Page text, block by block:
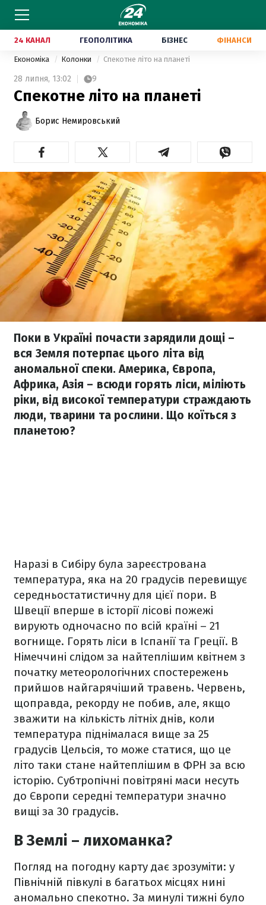
24 КАНАЛ ГЕОПОЛІТИКА БІЗНЕС ФІНАНСИ
Економіка Колонки Спекотне літо на планеті
28 липня, 13:02 9
Спекотне літо на планеті
Борис Немировський
Поки в Україні почасти зарядили дощі –
вся Земля потерпає цього літа від
аномальної спеки. Америка, Європа,
Африка, Азія – всюди горять ліси, міліють
ріки, від високої температури страждають
люди, тварини та рослини. Що коїться з
планетою?
Наразі в Сибіру була зареєстрована
температура, яка на 20 градусів перевищує
середньостатистичну для цієї пори. В
Швеції вперше в історії лісові пожежі
вирують одночасно по всій країні – 21
вогнище. Горять ліси в Іспанії та Греції. В
Німеччині слідом за найтеплішим квітнем з
початку метеорологічних спостережень
прийшов найгарячіший травень. Червень,
щоправда, рекорду не побив, але, якщо
зважити на кількість літніх днів, коли
температура піднімалася вище за 25
градусів Цельсія, то може статися, що це
літо таки стане найтеплішим в ФРН за всю
історію. Субтропічні повітряні маси несуть
до Європи середні температури значно
вищі за 30 градусів.
В Землі – лихоманка?
Погляд на погодну карту дає зрозуміти: у
Північній півкулі в багатьох місцях нині
аномально спекотно. За минулі тижні було